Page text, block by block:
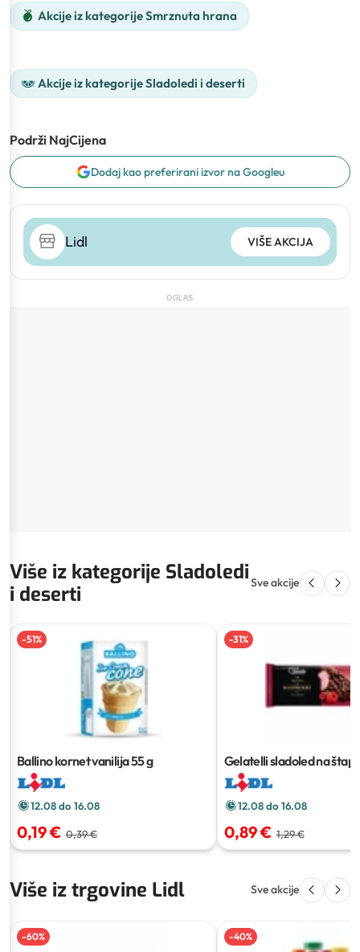
Akcije iz kategorije Smrznuta hrana
Akcije iz kategorije Sladoledi i deserti
Podrži NajCijena
Dodaj kao preferirani izvor na Googleu
Lidl VIŠE AKCIJA
OGLAS
Više iz kategorije Sladoledi
i deserti
Sve akcije
-51%
Ballino kornet vanilija55 g
12.08 do 16.08
0,19 € 0,39 €
-31%
Gelatelli sladoled na
12.08 do 16.08
0,89 € 1,29 €
Više iz trgovine Lidl Sve akcije
-60% -40%